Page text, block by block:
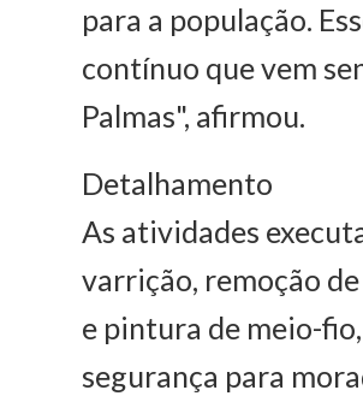
para a população.
contínuo que vem
Palmas", afirmou.
Detalhamento
As atividades
varrição, remoção
e pintura de meio-
segurança para